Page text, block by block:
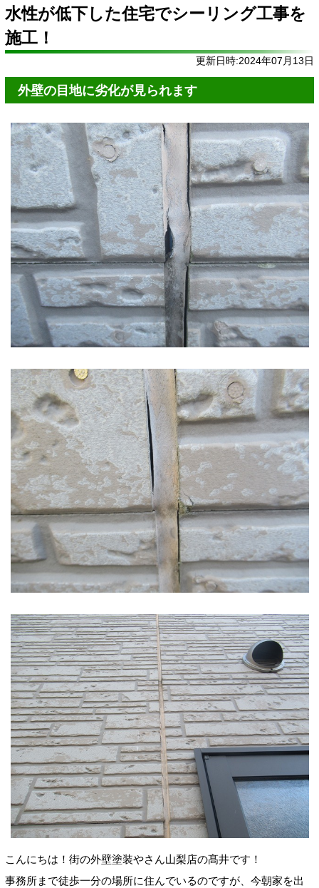
水性が低下した住宅でシーリング工事を
施工！
更新日時:2024年07月13日
外壁の目地に劣化が見られます
こんにちは！街の外壁塗装やさん山梨店の髙井です！
事務所まで徒歩一分の場所に住んでいるのですが、今朝家を出